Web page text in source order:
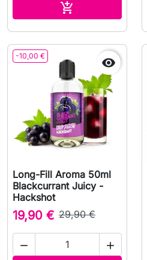

-10,00 € 
Long-Fill Aroma 50ml
Blackcurrant Juicy -
Hackshot
19,90 € 29,90 €
 